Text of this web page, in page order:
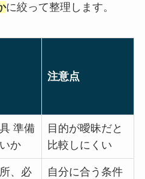
に絞って整理します。
注意点
準備
か
目的が曖昧だと
比較しにくい
、必
自分に合う条件